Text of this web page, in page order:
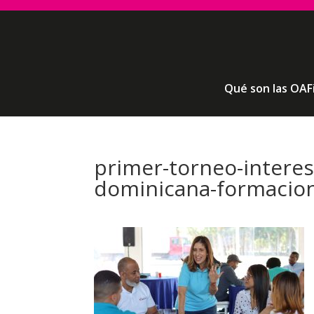
Qué son las
primer-torneo-
dominicana-